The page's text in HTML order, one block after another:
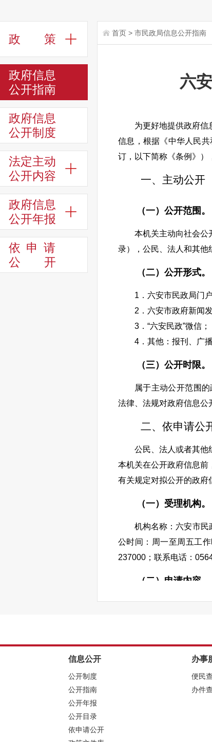
政 策
政府信息
公开指南
政府信息
公开制度
法定主动
公开内容
政府信息
公开年报
依申请
公
开
首页 > 市民政局信息公开指南
六
为更好地提供政府信
信息，根据《中华人民
订，以下简称《条例》）
一、主动公开
（一）公开范围。
本机关主动向社会公
录），公民、法人和其他
（二）公开形式。
1．六安市民政局门
2．六安市政府新闻
3．“六安民政”微信；
4．其他：报刊、广
（三）公开时限。
属于主动公开范围
法律、法规对政府信息公
二、依申请公
公民、法人或者其他
本机关在公开政府信息前
有关规定对拟公开的政府
（一）受理机构。
机构名称：六安市民
公时间：周一至周五工
237000；联系电话：
（二）申请内容。
申请人提出的政府信
4．受理机关名称。
申请人向本机关提
申请人填写《六安
信息公开
公开制度
公开指南
公开年报
公开目录
依申请公开
办事
便民
办件